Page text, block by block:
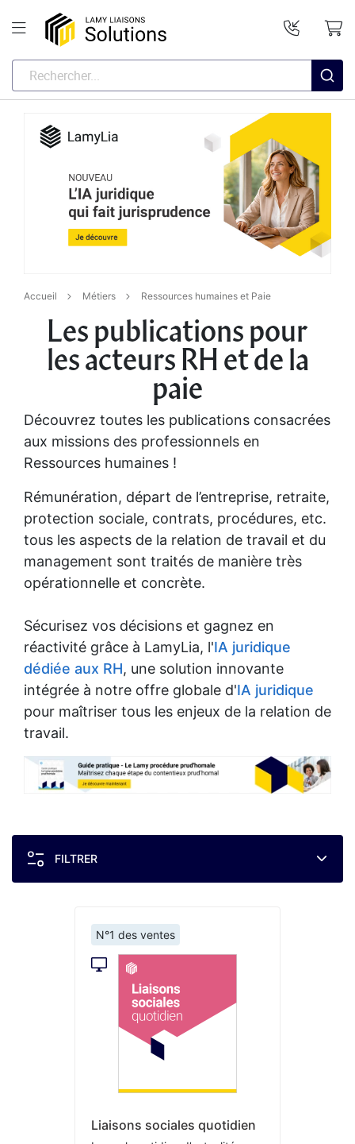
Accueil Métiers Ressources humaines et Paie
Les publications pour
les acteurs RH et de la
paie
Découvrez toutes les publications consacrées
aux missions des professionnels en
Ressources humaines !
Rémunération, départ de l’entreprise, retraite,
protection sociale, contrats, procédures, etc.
tous les aspects de la relation de travail et du
management sont traités de manière très
opérationnelle et concrète.
Sécurisez vos décisions et gagnez en
réactivité grâce à LamyLia, l'IA juridique
dédiée aux RH, une solution innovante
intégrée à notre offre globale d'IA juridique
pour maîtriser tous les enjeux de la relation de
travail.
FILTRER
N°1 des ventes
Liaisons sociales quotidien